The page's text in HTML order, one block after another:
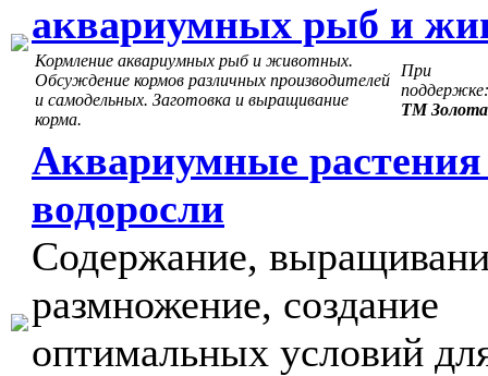
аквариумных рыб и
Кормление аквариумных рыб и животных.
Обсуждение кормов различных производителей
и самодельных. Заготовка и выращивание
корма.
При
поддержке:
ТМ
Аквариумные
водоросли
Содержание,
размножение, создание
оптимальных условий